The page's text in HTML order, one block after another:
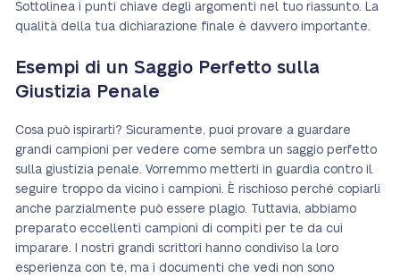
Sottolinea i punti chiave degli argomenti nel tuo riassunto. La
qualità della tua dichiarazione finale è davvero importante.
Esempi di un Saggio Perfetto sulla
Giustizia Penale
Cosa può ispirarti? Sicuramente, puoi provare a guardare
grandi campioni per vedere come sembra un saggio perfetto
sulla giustizia penale. Vorremmo metterti in guardia contro il
seguire troppo da vicino i campioni. È rischioso perché copiarli
anche parzialmente può essere plagio. Tuttavia, abbiamo
preparato eccellenti campioni di compiti per te da cui
imparare. I nostri grandi scrittori hanno condiviso la loro
esperienza con te, ma i documenti che vedi non sono